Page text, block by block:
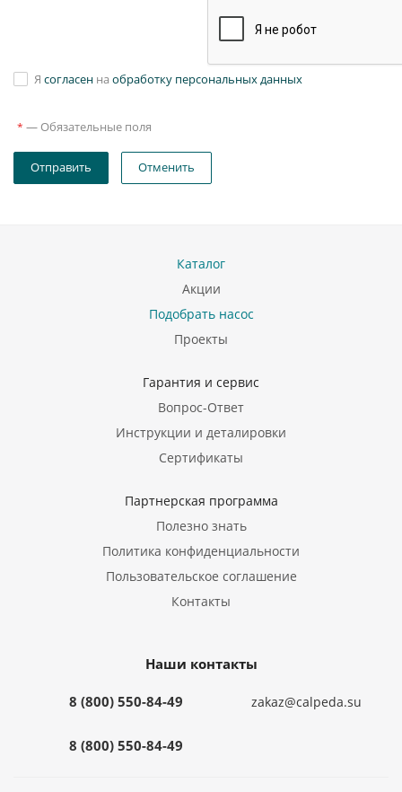
Я согласен на обработку персональных данных
* — Обязательные поля
Отправить Отменить
Каталог
Акции
Подобрать насос
Проекты
Гарантия и сервис
Вопрос-Ответ
Инструкции и деталировки
Сертификаты
Партнерская программа
Полезно знать
Политика конфиденциальности
Пользовательское соглашение
Контакты
Наши контакты
8 (800) 550-84-49
8 (800) 550-84-49
zakaz@calpeda.su